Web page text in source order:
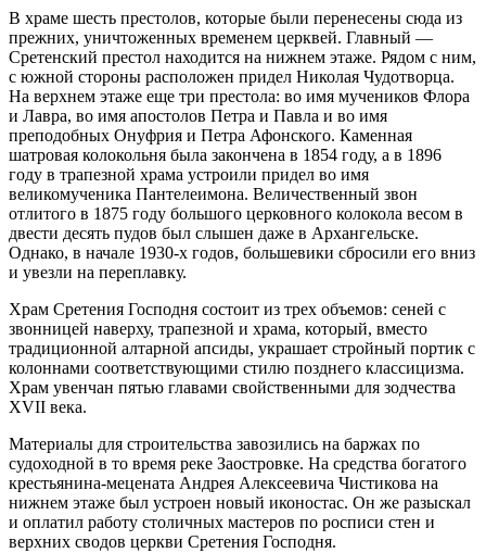
В храме шесть престолов, которые были перенесены сюда из
прежних, уничтоженных временем церквей. Главный —
Сретенский престол находится на нижнем этаже. Рядом с ним,
с южной стороны расположен придел Николая Чудотворца.
На верхнем этаже еще три престола: во имя мучеников Флора
и Лавра, во имя апостолов Петра и Павла и во имя
преподобных Онуфрия и Петра Афонского. Каменная
шатровая колокольня была закончена в 1854 году, а в 1896
году в трапезной храма устроили придел во имя
великомученика Пантелеимона. Величественный звон
отлитого в 1875 году большого церковного колокола весом в
двести десять пудов был слышен даже в Архангельске.
Однако, в начале 1930-х годов, большевики сбросили его вниз
и увезли на переплавку.
Храм Сретения Господня состоит из трех объемов: сеней с
звонницей наверху, трапезной и храма, который, вместо
традиционной алтарной апсиды, украшает стройный портик с
колоннами соответствующими стилю позднего классицизма.
Храм увенчан пятью главами свойственными для зодчества
XVII века.
Материалы для строительства завозились на баржах по
судоходной в то время реке Заостровке. На средства богатого
крестьянина-мецената Андрея Алексеевича Чистикова на
нижнем этаже был устроен новый иконостас. Он же разыскал
и оплатил работу столичных мастеров по росписи стен и
верхних сводов церкви Сретения Господня.